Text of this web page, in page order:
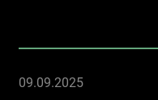
09.09.2025